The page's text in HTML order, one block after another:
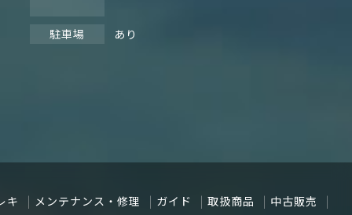
駐車場 あり
キ メンテナンス・修理 ガイド 取扱商品 中古販売